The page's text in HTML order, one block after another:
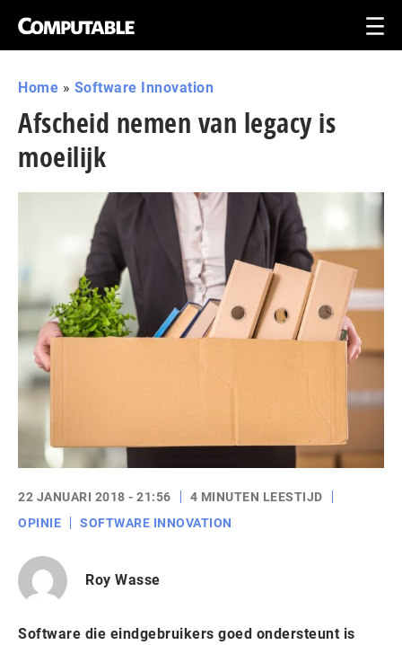
Home » Software Innovation
Afscheid nemen van legacy is
moeilijk
22 JANUARI 2018 - 21:56
4 MINUTEN LEESTIJD
OPINIE
SOFTWARE INNOVATION
Roy Wasse
Software die eindgebruikers goed ondersteunt is